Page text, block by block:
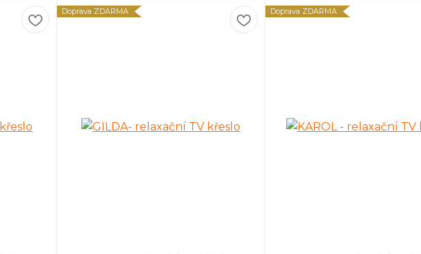
Doprava ZDARMA Doprava ZDARMA